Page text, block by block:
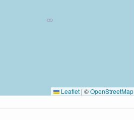
Leaflet | ©OpenStreetMap